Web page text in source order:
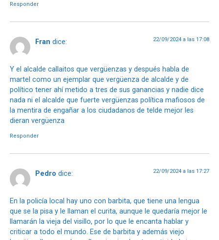
Responder
Fran dice: 22/09/2024 a las 17:08
Y el alcalde callaitos que vergüenzas y después habla de
martel como un ejemplar que vergüenza de alcalde y de
político tener ahí metido a tres de sus ganancias y nadie dice
nada ni el alcalde que fuerte vergüenzas política mafiosos de
la mentira de engañar a los ciudadanos de telde mejor les
dieran vergüenza
Responder
Pedro dice: 22/09/2024 a las 17:27
En la policía local hay uno con barbita, que tiene una lengua
que se la pisa y le llaman el curita, aunque le quedaría mejor le
llamarán la vieja del visillo, por lo que le encanta hablar y
criticar a todo el mundo. Ese de barbita y además viejo